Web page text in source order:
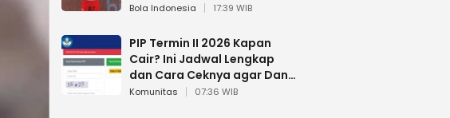
Bola Indonesia 17:39 WIB
PIP Termin II 2026 Kapan
Cair? Ini Jadwal Lengkap
dan Cara Ceknya agar Dana
Tidak Hangus!
Komunitas 07:36 WIB